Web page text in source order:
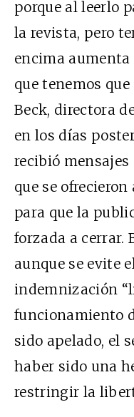
porque al leerlo
la revista, pero
encima
que tenemos
Beck, directora
en los días
recibió
que se
para que la
forzada a cerrar.
aunque se evite
indemnización
funcionamiento
sido apelado, el
haber sido una
restringir la